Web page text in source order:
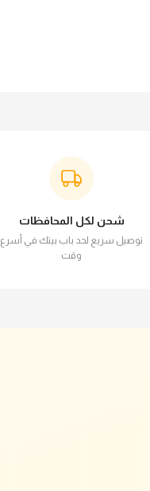
شحن لكل المحافظات
توصيل سريع لحد باب بيتك في أسرع
وقت